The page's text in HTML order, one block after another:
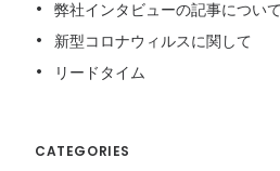
弊社インタビューの記事について
新型コロナウィルスに関して
リードタイム
CATEGORIES